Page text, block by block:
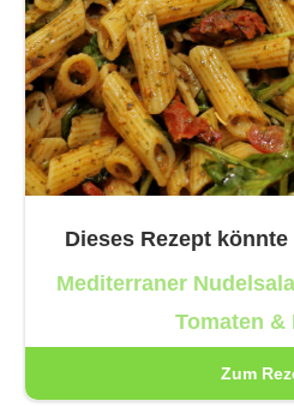
Dieses Rezept
Mediterraner
Tomaten &
Zum